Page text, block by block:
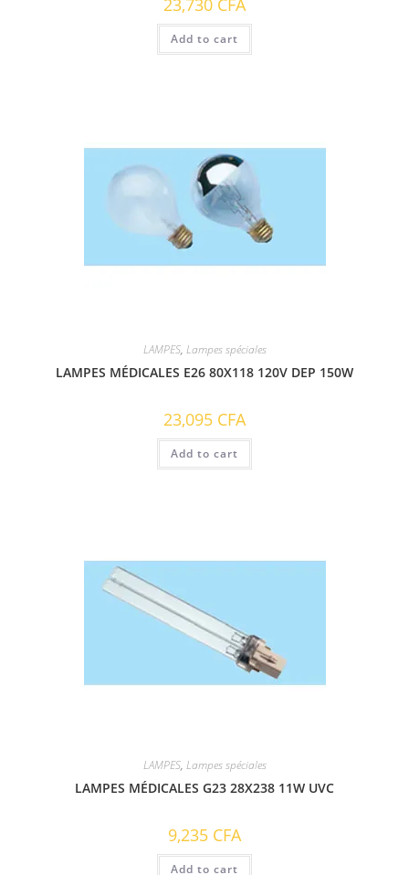
Add to cart
LAMPES, Lampes spéciales
LAMPES MÉDICALES E26 80X118 120V DEP 150W
23,095 CFA
Add to cart
LAMPES, Lampes spéciales
LAMPES MÉDICALES G23 28X238 11W UVC
9,235 CFA
Add to cart